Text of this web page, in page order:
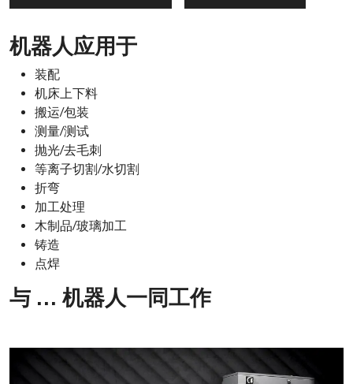
机器人应用于
装配
机床上下料
搬运/包装
测量/测试
抛光/去毛刺
等离子切割/水切割
折弯
加工处理
木制品/玻璃加工
铸造
点焊
与 … 机器人一同工作